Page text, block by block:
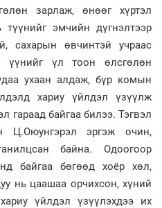
зарлаж, өнөөг хүртэл
түүнийг эмчийн дүгнэлтээр
сахарын өвчинтэй учраас
үүнийг үл тоон өлсгөлөн
ухаан алдаж, бүр комын
хариу үйлдэл үзүүлж
гараад байгаа билээ. Тэгвэл
Ц.Оюунгэрэл эргэж очин,
байна. Одоогоор
байгаа бөгөөд хоёр хөл,
нь цаашаа орчихсон, хүний
үйлдэл үзүүлэхдээ их